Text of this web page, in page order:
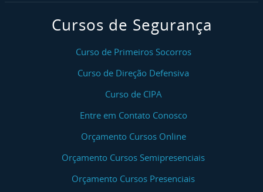
Cursos de Segurança
Curso de Primeiros Socorros
Curso de Direção Defensiva
Curso de CIPA
Entre em Contato Conosco
Orçamento Cursos Online
Orçamento Cursos Semipresenciais
Orçamento Cursos Presenciais